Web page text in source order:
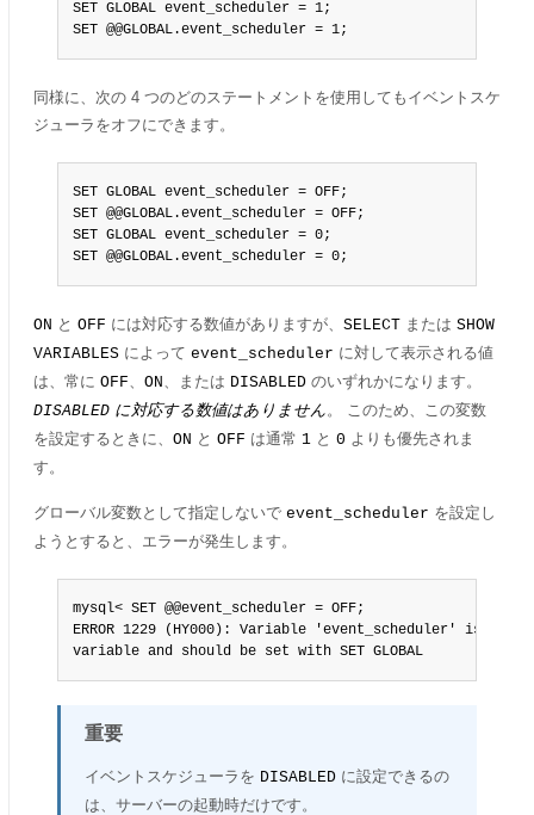
SET GLOBAL event_scheduler = 1;
SET @@GLOBAL.event_scheduler = 1;
同様に、次の 4 つのどのステートメントを使用してもイベントスケ
ジューラをオフにできます。
SET GLOBAL event_scheduler = OFF;
SET @@GLOBAL.event_scheduler = OFF;
SET GLOBAL event_scheduler = 0;
SET @@GLOBAL.event_scheduler = 0;
ON と OFF には対応する数値がありますが、 SELECT または SHOW
VARIABLES によって event_scheduler に対して表示される値
は、常に OFF、 ON、または DISABLED のいずれかになります。
DISABLED に対応する数値はありません。 このため、この変数
を設定するときに、 ON と OFF は通常 1 と 0 よりも優先されま
す。
グローバル変数として指定しないで event_scheduler を設定し
ようとすると、エラーが発生します。
mysql< SET @@event_scheduler = OFF;
ERROR 1229 (HY000): Variable 'event_scheduler' is a
variable and should be set with SET GLOBAL
重要
イベントスケジューラを DISABLED に設定できるの
は、サーバーの起動時だけです。